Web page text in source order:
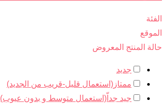
الفئة
الموقع
حالة المنتج المعروض
جديد
ممتاز(استعمال قليل-قريب من الجديد)
جيد جداّ(استعمال متوسط و بدون عيوب)